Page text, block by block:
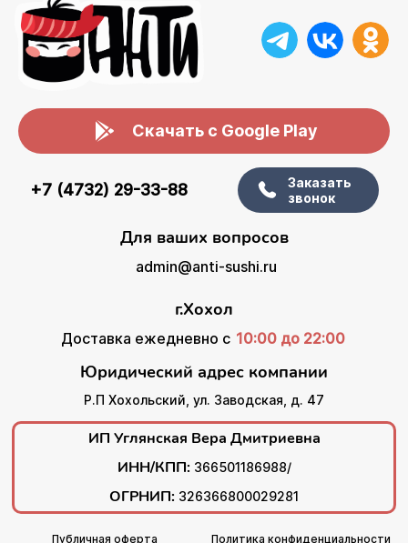
Скачать с Google Play
+7 (4732) 29-33-88
Заказать
звонок
Для ваших вопросов
admin@anti-sushi.ru
г.Хохол
Доставка ежедневно с 10:00 до 22:00
Юридический адрес компании
Р.П Хохольский, ул. Заводская, д. 47
ИП Углянская Вера Дмитриевна
ИНН/КПП: 366501186988/
ОГРНИП: 326366800029281
Публичная оферта Политика конфиденциальности